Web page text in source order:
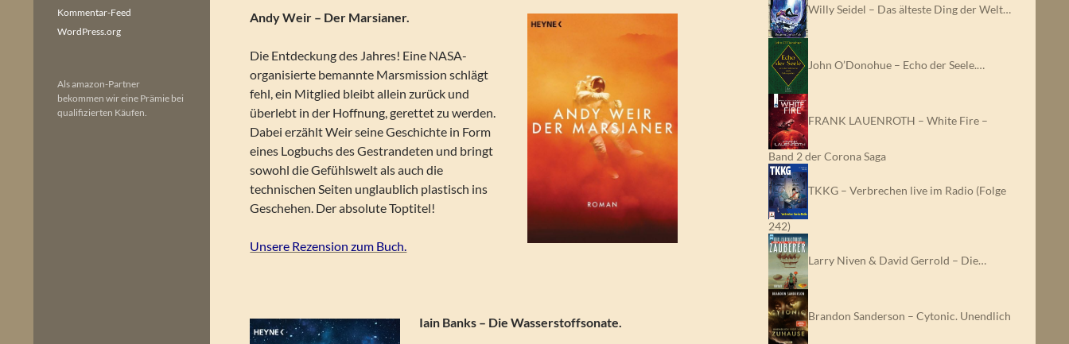
Andy Weir – Der Marsianer.
Die Entdeckung des Jahres! Eine NASA-
organisierte bemannte Marsmission schlägt
fehl, ein Mitglied bleibt allein zurück und
überlebt in der Hoffnung, gerettet zu werden.
Dabei erzählt Weir seine Geschichte in Form
eines Logbuchs des Gestrandeten und bringt
sowohl die Gefühlswelt als auch die
technischen Seiten unglaublich plastisch ins
Geschehen. Der absolute Toptitel!
Unsere Rezension zum Buch.
Iain Banks – Die Wasserstoffsonate.
Willy Seidel – Das älteste Ding der Welt…
John O’Donohue – Echo der Seele.…
FRANK LAUENROTH – White Fire –
Band 2 der Corona Saga
TKKG – Verbrechen live im Radio (Folge
242)
Larry Niven & David Gerrold – Die…
Brandon Sanderson – Cytonic. Unendlich
Kommentar-Feed
WordPress.org
Als amazon-Partner
bekommen wir eine Prämie bei
qualifizierten Käufen.